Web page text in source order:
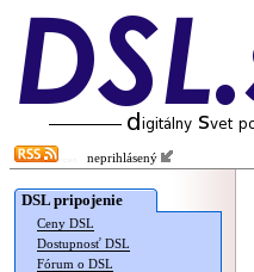
neprihlásený
DSL pripojenie
Ceny DSL
Dostupnosť DSL
Fórum o DSL